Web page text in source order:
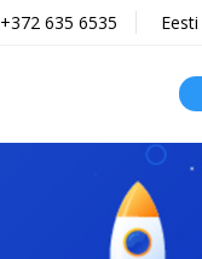
+372 635 6535 Eesti